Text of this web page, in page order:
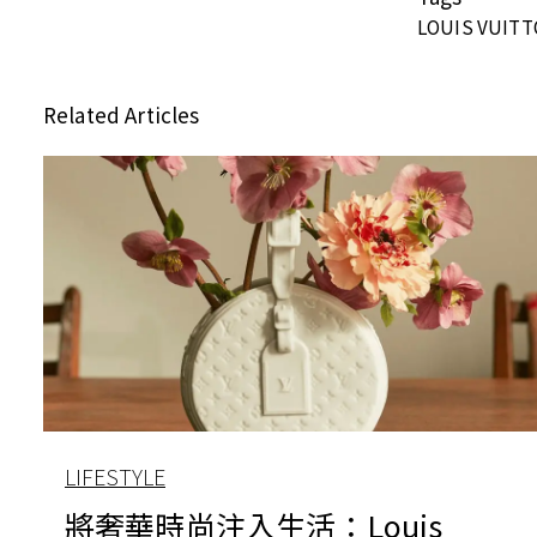
LOUIS
Related Articles
LIFESTYLE
將奢華時尚注入生活：Louis